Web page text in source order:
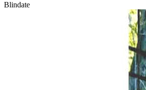
Blindate